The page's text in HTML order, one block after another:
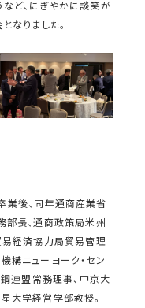
ど、にぎやかに談笑が
なりました。
業後、同年通商産業省
部長、通商政策局米州
易経済協力局貿易管理
構ニューヨーク・セン
連盟常務理事、中京大
大学経営学部教授。